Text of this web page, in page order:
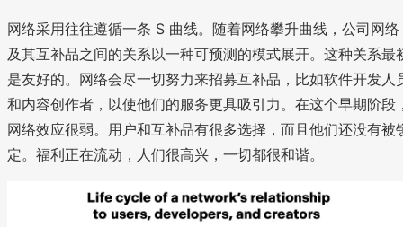
网络采用往往遵循一条 S 曲线。随着网络攀升曲线，公司网络
及其互补品之间的关系以一种可预测的模式展开。这种关系最
是友好的。网络会尽一切努力来招募互补品，比如软件开发人
和内容创作者，以使他们的服务更具吸引力。在这个早期阶段
网络效应很弱。用户和互补品有很多选择，而且他们还没有被
定。福利正在流动，人们很高兴，一切都很和谐。